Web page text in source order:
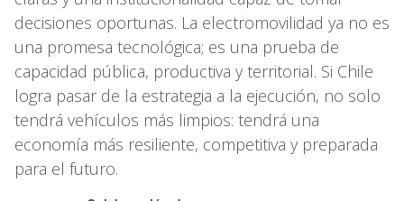
decisiones oportunas. La electromovilidad ya no es
una promesa tecnológica; es una prueba de
capacidad pública, productiva y territorial. Si Chile
logra pasar de la estrategia a la ejecución, no solo
tendrá vehículos más limpios: tendrá una
economía más resiliente, competitiva y preparada
para el futuro.